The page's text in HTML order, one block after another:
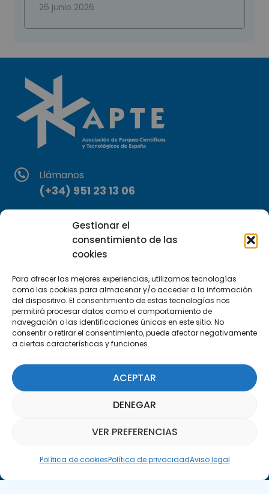
Gestionar el
consentimiento de las
cookies
Para ofrecer las mejores experiencias, utilizamos tecnologías
como las cookies para almacenar y/o acceder a la información
del dispositivo. El consentimiento de estas tecnologías nos
permitirá procesar datos como el comportamiento de
navegación o las identificaciones únicas en este sitio. No
consentir o retirar el consentimiento, puede afectar negativamente
a ciertas características y funciones.
ACEPTAR
DENEGAR
VER PREFERENCIAS
Política de cookiesPolítica de privacidadAviso legal
26 junio 2026
Llámanos
(+34) 951 23 13 06
Escríbenos
info@apte.org
C/Marie Curie, 35
29590 Campanillas, Málaga
Suscríbete a nuestra Newsletter
SUSCRÍBETE AQUÍ